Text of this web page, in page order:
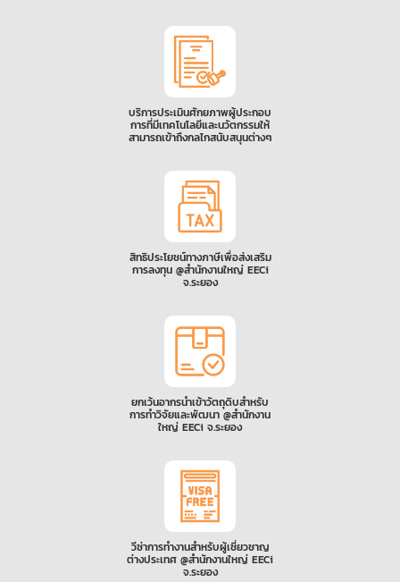
บริการประเมินศักยภาพผู้ประกอบ
การที่มีเทคโนโลยีและนวัตกรรมให้
สามารถเข้าถึงกลไกสนับสนุนต่างๆ
สิทธิประโยชน์ทางภาษีเพื่อส่งเสริม
การลงทุน @สำนักงานใหญ่ EECi
จ.ระยอง
ยกเว้นอากรนำเข้าวัตถุดิบสำหรับ
การทำวิจัยและพัฒนา @สำนักงาน
ใหญ่ EECi จ.ระยอง
วีซ่าการทำงานสำหรับผู้เชี่ยวชาญ
ต่างประเทศ @สำนักงานใหญ่ EECi
จ.ระยอง